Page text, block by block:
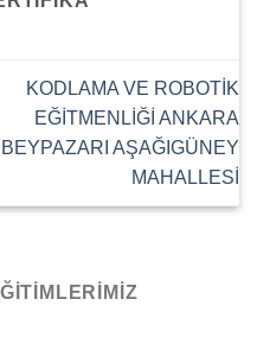
KODLAMA VE ROBOTİK
EĞİTMENLİĞİ ANKARA
BEYPAZARI AŞAĞIGÜNEY
MAHALLESİ